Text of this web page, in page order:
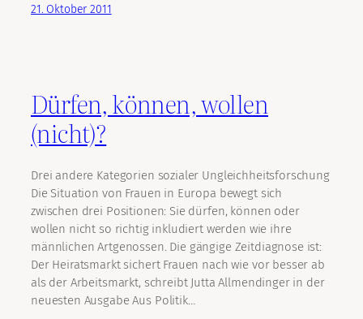
21. Oktober 2011
Dürfen, können, wollen
(nicht)?
Drei andere Kategorien sozialer Ungleichheitsforschung
Die Situation von Frauen in Europa bewegt sich
zwischen drei Positionen: Sie dürfen, können oder
wollen nicht so richtig inkludiert werden wie ihre
männlichen Artgenossen. Die gängige Zeitdiagnose ist:
Der Heiratsmarkt sichert Frauen nach wie vor besser ab
als der Arbeitsmarkt, schreibt Jutta Allmendinger in der
neuesten Ausgabe Aus Politik…